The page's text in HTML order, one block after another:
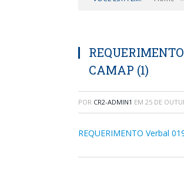
CAMAP (1)
POR CR2-ADMIN1 EM 25 DE
REQUERIMENTO Verbal